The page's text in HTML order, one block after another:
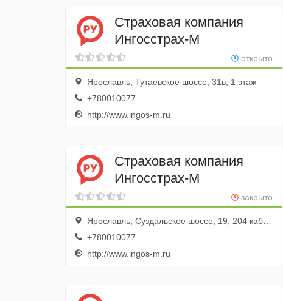
Страховая компания
Ингосстрах-М
открыто
Ярославль, Тутаевское шоссе, 31в, 1 этаж
+780010077...
http://www.ingos-m.ru
Страховая компания
Ингосстрах-М
закрыто
Ярославль, Суздальское шоссе, 19, 204 кабинет; 2 этаж
+780010077...
http://www.ingos-m.ru